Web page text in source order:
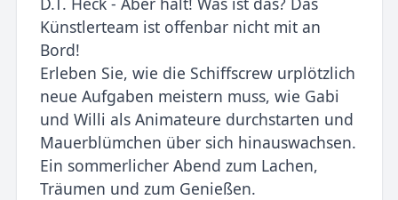
Künstlerteam ist offenbar nicht mit an
Bord!
Erleben Sie, wie die Schiffscrew urplötzlich
neue Aufgaben meistern muss, wie Gabi
und Willi als Animateure durchstarten und
Mauerblümchen über sich hinauswachsen.
Ein sommerlicher Abend zum Lachen,
Träumen und zum Genießen.